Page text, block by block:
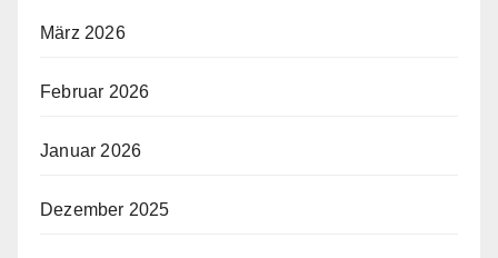
März 2026
Februar 2026
Januar 2026
Dezember 2025